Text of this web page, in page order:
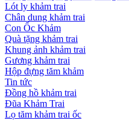
Lót ly khảm trai
Chân dung khảm trai
Con Ốc Khảm
Quà tặng khảm trai
Khung ảnh khảm trai
Gương khảm trai
Hộp đựng tăm khảm
Tin tức
Đồng hồ khảm trai
Đũa Khảm Trai
Lọ tăm khảm trai ốc